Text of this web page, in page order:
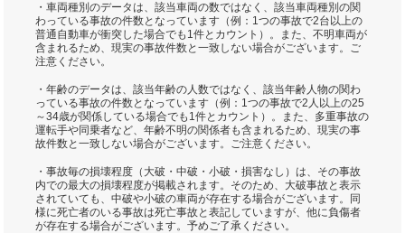
・車両種別のデータは、該当車両の数ではなく、該当車両種別の関
わっている事故の件数となっています（例：1つの事故で2台以上の
普通自動車が衝突した場合でも1件とカウント）。また、不明車両が
含まれるため、現実の事故件数と一致しない場合がございます。ご
注意ください。
・年齢のデータは、該当年齢の人数ではなく、該当年齢人物の関わ
っている事故の件数となっています（例：1つの事故で2人以上の25
～34歳が関係している場合でも1件とカウント）。また、多重事故の
運転手や同乗者など、年齢不明の関係者も含まれるため、現実の事
故件数と一致しない場合がございます。ご注意ください。
・事故毎の損壊程度（大破・中破・小破・損害なし）は、その事故
内での最大の損壊程度が掲載されます。そのため、大破事故と表示
されていても、中破や小破の車両が存在する場合がございます。同
様に死亡者のいる事故は死亡事故と表記していますが、他に負傷者
が存在する場合がございます。予めご了承ください。